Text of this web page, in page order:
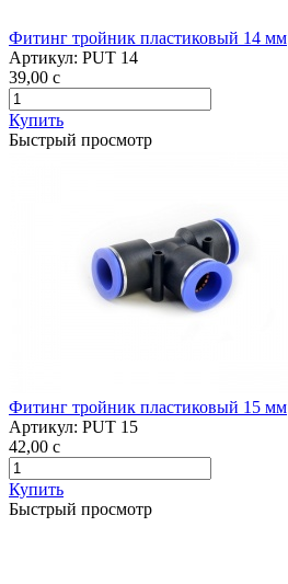
Фитинг тройник пластиковый 14 мм
Артикул: PUT 14
39,00 c
Купить
Быстрый просмотр
Фитинг тройник пластиковый 15 мм
Артикул: PUT 15
42,00 c
Купить
Быстрый просмотр